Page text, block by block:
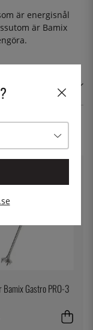
är energisnål
är Bamix
Bamix Gastro PRO-3